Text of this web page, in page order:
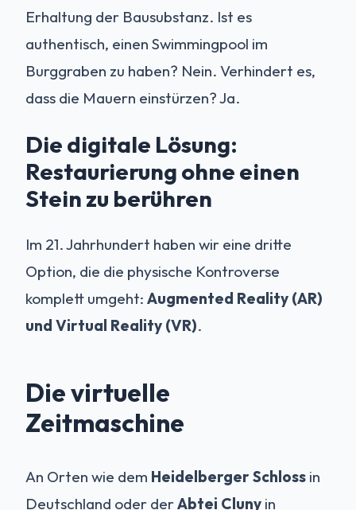
Erhaltung der Bausubstanz. Ist es
authentisch, einen Swimmingpool im
Burggraben zu haben? Nein. Verhindert es,
dass die Mauern einstürzen? Ja.
Die digitale Lösung:
Restaurierung ohne einen
Stein zu berühren
Im 21. Jahrhundert haben wir eine dritte
Option, die die physische Kontroverse
komplett umgeht: Augmented Reality (AR)
und Virtual Reality (VR).
Die virtuelle
Zeitmaschine
An Orten wie dem Heidelberger Schloss in
Deutschland oder derAbtei Cluny in